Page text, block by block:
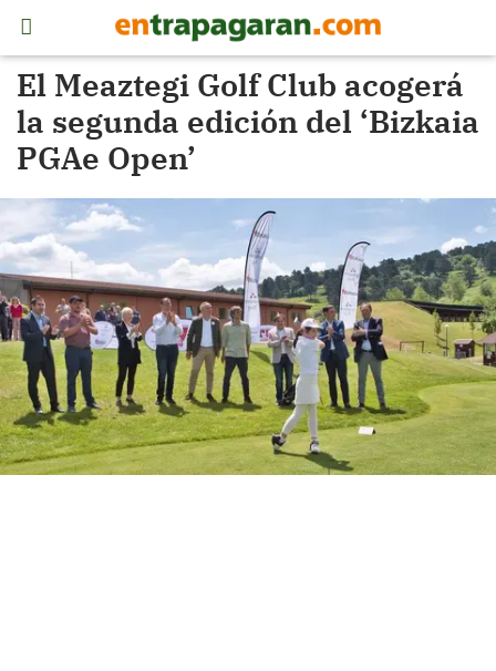
El Meaztegi Golf Club acogerá
la segunda edición del ‘Bizkaia
PGAe Open’